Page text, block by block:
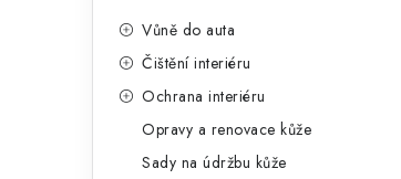
Vůně do auta
Čištění interiéru
Ochrana interiéru
Opravy a renovace kůže
Sady na údržbu kůže